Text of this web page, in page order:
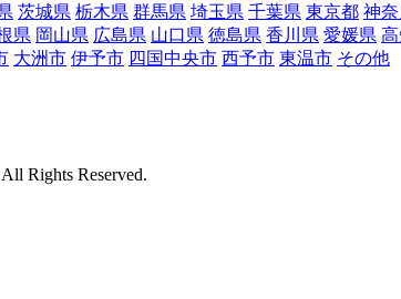
茨城県 栃木県 群馬県 埼玉県 千葉県 東京都 神
県 岡山県 広島県 山口県 徳島県 香川県 愛媛県
大洲市 伊予市 四国中央市 西予市 東温市 その他
Rights Reserved.